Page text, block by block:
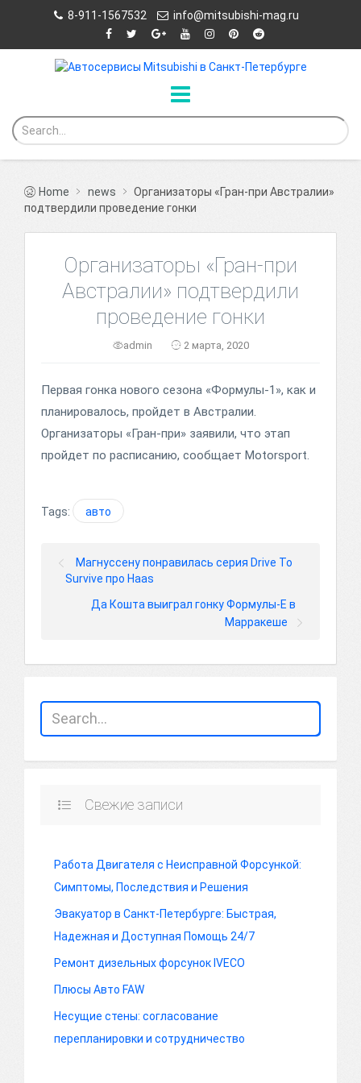
8-911-1567532 info@mitsubishi-mag.ru
Home news
Организаторы «Гран-при Австралии»
подтвердили проведение гонки
Организаторы «Гран-при
Австралии» подтвердили
проведение гонки
admin 2 марта, 2020
Первая гонка нового сезона «Формулы-1», как и
планировалось, пройдет в Австралии.
Организаторы «Гран-при» заявили, что этап
пройдет по расписанию, сообщает Motorsport.
Tags: авто
Магнуссену понравилась серия Drive To
Survive про Haas
Да Кошта выиграл гонку Формулы-Е в
Марракеше
Свежие записи
Работа Двигателя с Неисправной Форсункой:
Симптомы, Последствия и Решения
Эвакуатор в Санкт-Петербурге: Быстрая,
Надежная и Доступная Помощь 24/7
Ремонт дизельных форсунок IVECO
Плюсы Авто FAW
Несущие стены: согласование
перепланировки и сотрудничество